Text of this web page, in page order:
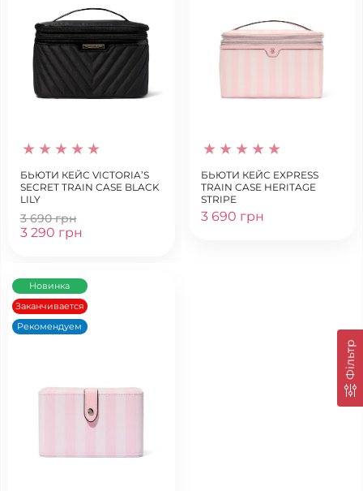
Фільтр
БЬЮТИ КЕЙС VICTORIA’S
SECRET TRAIN CASE BLACK
LILY
3 690 грн
3 290 грн
БЬЮТИ КЕЙС EXPRESS
TRAIN CASE HERITAGE
STRIPE
3 690 грн
Новинка
Заканчивается
Рекомендуем